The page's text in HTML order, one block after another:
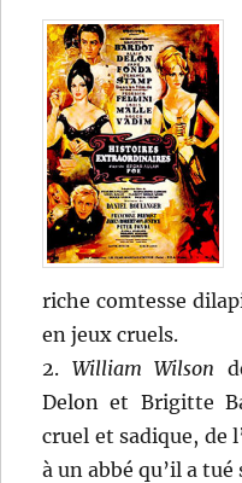
riche comtesse
en jeux cruels.
2. William Wilson
Delon et Brigitte
cruel et sadique, de
à un abbé qu’il a tué